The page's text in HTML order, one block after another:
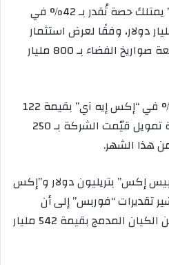
وقبل الصفقة، كان “ماسك” يمتلك حصة تُقدر بـ 42% في
إكس” بقيمة 336 مليار دولار، وفقًا لعرض استثمار
في ديسمبر، والذي قيّم صانعة صواريخ الفضاء بـ 800 مليار
كما امتلك حصة تُقدر بـ 49% في “إكس إيه آي” بقيمة 122
مليار دولار، استنادًا إلى جولة تمويل قيّمت الشركة بـ 250
هذا الشهر.
إكس” بتريليون دولار و”إكس
دولار، تشير تقديرات “فوربس” إلى أن
“ماسك” يمتلك الآن 43% من الكيان المدمج بقيمة 542 مليار